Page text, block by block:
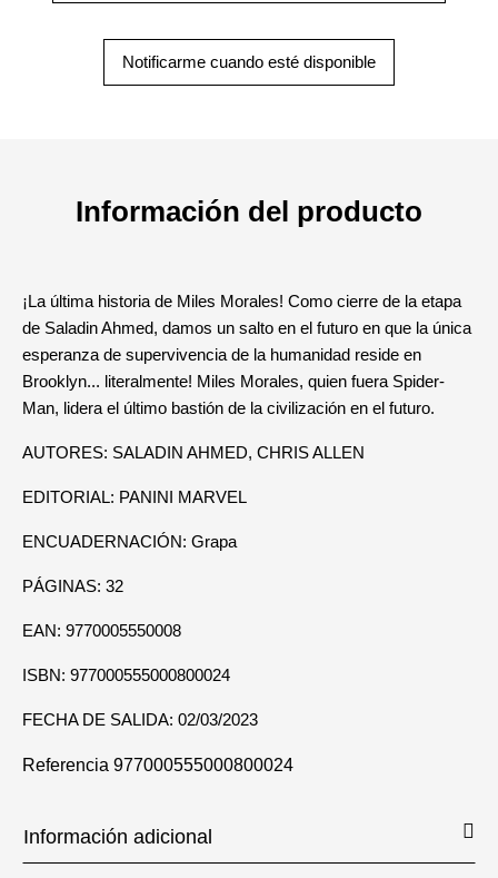
Notificarme cuando esté disponible
Información del producto
¡La última historia de Miles Morales! Como cierre de la etapa
de Saladin Ahmed, damos un salto en el futuro en que la única
esperanza de supervivencia de la humanidad reside en
Brooklyn... literalmente! Miles Morales, quien fuera Spider-
Man, lidera el último bastión de la civilización en el futuro.
AUTORES: SALADIN AHMED, CHRIS ALLEN
EDITORIAL: PANINI MARVEL
ENCUADERNACIÓN: Grapa
PÁGINAS: 32
EAN: 9770005550008
ISBN: 977000555000800024
FECHA DE SALIDA: 02/03/2023
Referencia 977000555000800024
Información adicional